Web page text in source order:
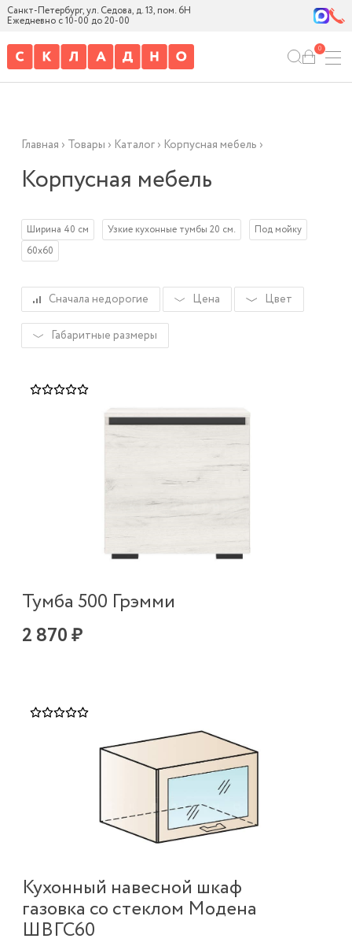
Санкт-Петербург, ул. Седова, д. 13, пом. 6Н
Ежедневно с 10-00 до 20-00
0
Главная › Товары › Каталог› Корпусная мебель ›
Корпусная мебель
Ширина 40 см Узкие кухонные тумбы 20 см.
Под мойку
60х60
Сначала недорогие Цена Цвет
Габаритные размеры
Тумба 500 Грэмми
2 870 ₽
Кухонный навесной шкаф
газовка со стеклом Модена
ШВГС60